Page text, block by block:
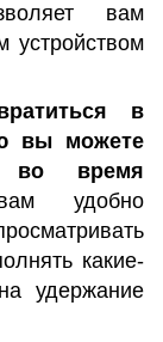
вам
устройством
в
вы можете
во время
удобно
какие-
удержание